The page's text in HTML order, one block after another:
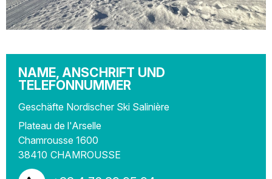
NAME, ANSCHRIFT UND
TELEFONNUMMER
Geschäfte Nordischer Ski Salinière
Plateau de l'Arselle
Chamrousse 1600
38410 CHAMROUSSE